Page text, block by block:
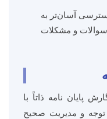
آسان‌تر به
سوالات و مشکلات
پایان نامه ذاتاً با
و مدیریت صحیح